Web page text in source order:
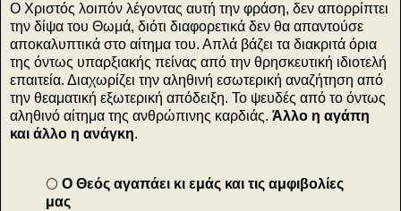
Ο Χριστός λοιπόν λέγοντας αυτή την φράση, δεν απορρίπτει
την δίψα του Θωμά, διότι διαφορετικά δεν θα απαντούσε
αποκαλυπτικά στο αίτημα του. Απλά βάζει τα διακριτά όρια
της όντως υπαρξιακής πείνας από την θρησκευτική ιδιοτελή
επαιτεία. Διαχωρίζει την αληθινή εσωτερική αναζήτηση από
την θεαματική εξωτερική απόδειξη. Το ψευδές από το όντως
αληθινό αίτημα της ανθρώπινης καρδιάς. Άλλο η αγάπη
και άλλο η ανάγκη.
🌕 Ο Θεός αγαπάει κι εμάς και τις αμφιβολίες
μας